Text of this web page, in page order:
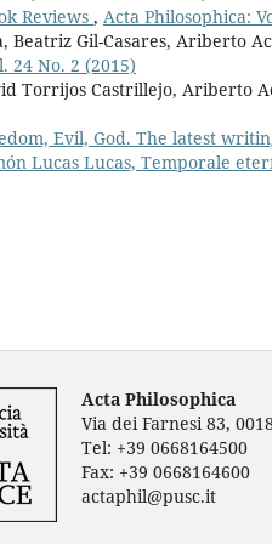
Reviews , Acta Philosophica:
Beatriz Gil-Casares, Ariberto
24 No. 2 (2015)
Torrijos Castrillejo, Ariberto
Evil, God. The latest
Lucas Lucas, Temporale
Acta Philosophica
Via dei Farnesi 83,
Tel: +39 0668164500
Fax: +39 0668164600
actaphil@pusc.it